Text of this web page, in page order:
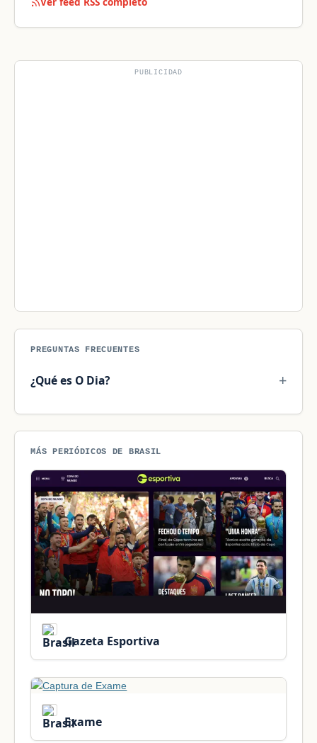
PUBLICIDAD
PREGUNTAS FRECUENTES
¿Qué es O Dia?
MÁS PERIÓDICOS DE BRASIL
Gazeta Esportiva
Exame